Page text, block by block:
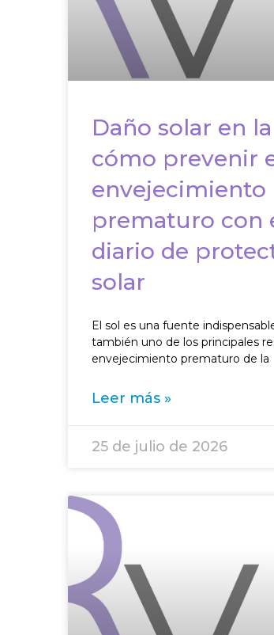
Daño solar en
cómo prevenir
envejecimiento
prematuro con
diario de
solar
El sol es una fuente
también uno de los principales
envejecimiento prematuro de la
Leer más »
25 de julio de 2026